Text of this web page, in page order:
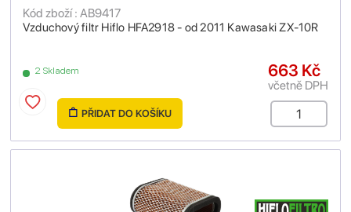
Vzduchový filtr Hiflo HFA2918 - od 2011 Kawasaki ZX-10R
Kód zboží : AB9417
2 Skladem 663 Kč
včetně DPH
PŘIDAT DO KOŠÍKU